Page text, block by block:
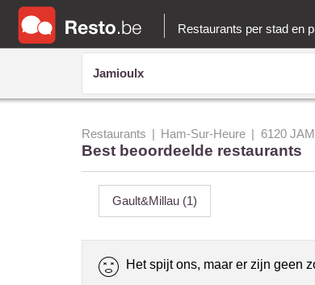
Restaurants per stad en
Restaurants Ham-Sur-Heure 6120
Best beoordeelde restaurants
Gault&Millau (1)
Het spijt ons, maar er zijn geen